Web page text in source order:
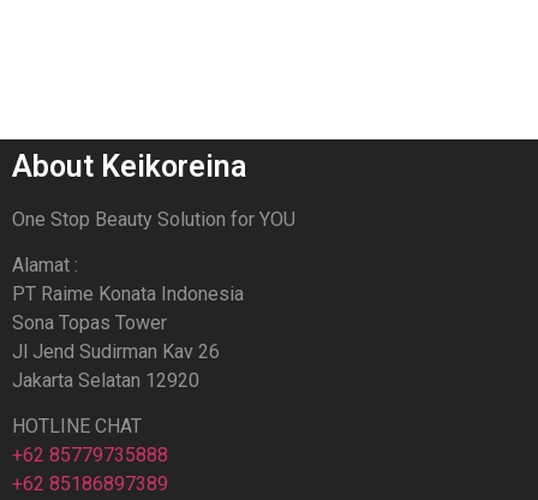
About Keikoreina
One Stop Beauty Solution for YOU
Alamat :
PT Raime Konata Indonesia
Sona Topas Tower
Jl Jend Sudirman Kav 26
Jakarta Selatan 12920
HOTLINE CHAT
+62 85779735888
+62 85186897389